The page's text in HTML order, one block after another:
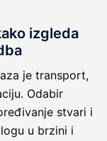
izgleda
je transport,
Odabir
stvari i
u brzini i